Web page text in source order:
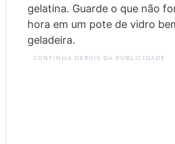
gelatina. Guarde o que não
hora em um pote de vidro
geladeira.
CONTINUA DEPOIS DA PUBLICIDADE